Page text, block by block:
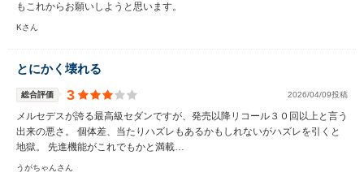
もこれからお願いしようと思います。
Kさん
とにかく壊れる
総合評価 3 2026/04/09投稿
メルセデスが誇る最高級セダンですが、発売以降リコール３０回以上と言う
出来の悪さ。 個体差、当たりハズレもあるかもしれないがハズレを引くと
地獄。 先進機能がこれでもかと満載…
うがちゃんさん